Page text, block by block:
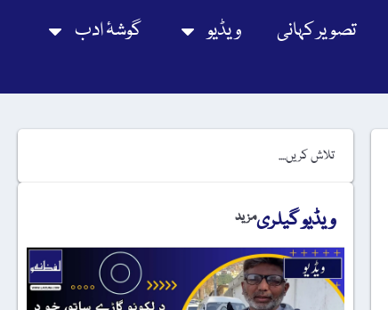
تصویر کہانی ویڈیو گوشۂ ادب
ویڈیو گیلریمزید